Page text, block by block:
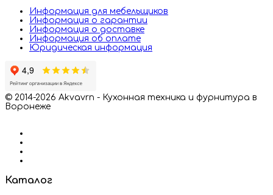
Информация для мебельщиков
Информация о гарантии
Информация о доставке
Информация об оплате
Юридическая информация
© 2014-2026 Akvavrn - Кухонная техника и фурнитура в
Воронеже
Каталог